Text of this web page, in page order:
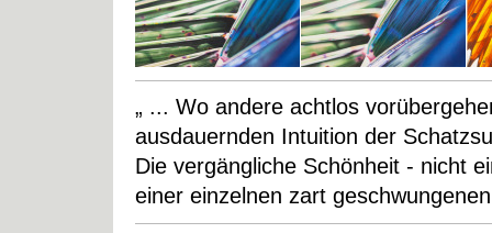
„ ... Wo andere achtlos
ausdauernden Intuition der
Die vergängliche Schönheit - nicht
einer einzelnen zart